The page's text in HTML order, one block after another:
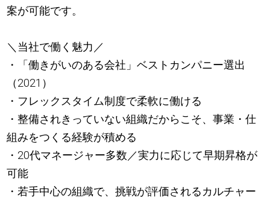
案が可能です。
＼当社で働く魅力／
・「働きがいのある会社」ベストカンパニー選出
（2021）
・フレックスタイム制度で柔軟に働ける
・整備されきっていない組織だからこそ、事業・仕
組みをつくる経験が積める
・20代マネージャー多数／実力に応じて早期昇格が
可能
・若手中心の組織で、挑戦が評価されるカルチャー